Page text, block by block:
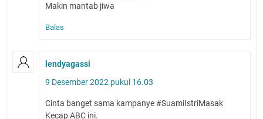
Makin mantab jiwa
Balas
lendyagassi
9 Desember 2022 pukul 16.03
Cinta banget sama kampanye #SuamiIstriMasak
Kecap ABC ini.